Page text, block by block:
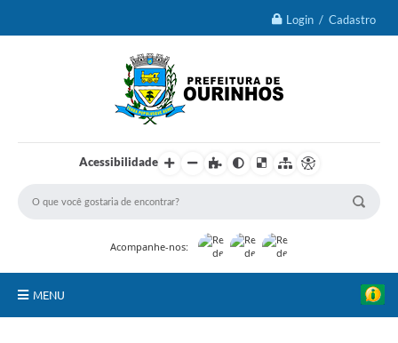
Login / Cadastro
Acessibilidade
Acompanhe-nos:
MENU